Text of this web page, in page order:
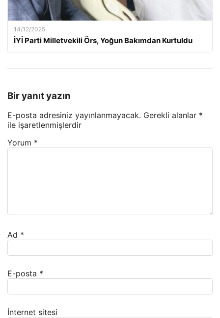
14/12/2025
İYİ Parti Milletvekili Örs, Yoğun Bakımdan Kurtuldu
Bir yanıt yazın
E-posta adresiniz yayınlanmayacak. Gerekli alanlar *
ile işaretlenmişlerdir
Yorum *
Ad *
E-posta *
İnternet sitesi